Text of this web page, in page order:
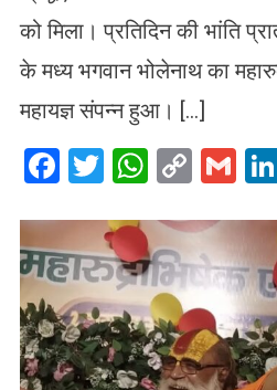
को मिला। प्रतिदिन की भांति
के मध्य भगवान भोलेनाथ का
महायज्ञ संपन्न हुआ। […]
Facebook
TwitterCopy